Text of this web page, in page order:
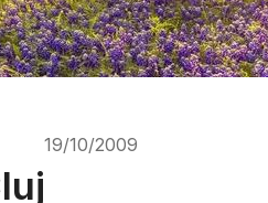
19/10/2009